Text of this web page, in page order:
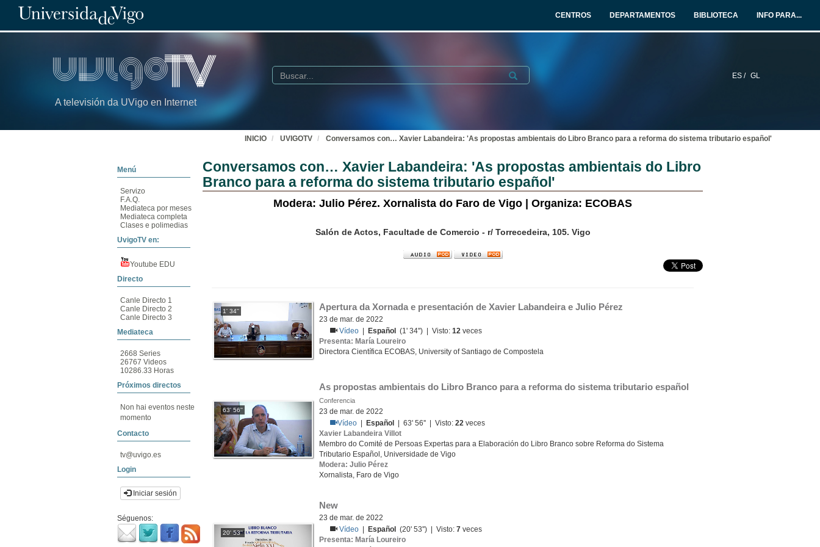
CENTROS DEPARTAMENTOS BIBLIOTECA INFO PARA...
A televisión da UVigo en Internet
ES / GL
Buscar Submit
INICIO UVIGOTV Conversamos con… Xavier Labandeira: 'As propostas ambientais do Libro Branco para a reforma do sistema tributario español'
Menú
Servizo
F.A.Q.
Mediateca por meses
Mediateca completa
Clases e polimedias
UvigoTV en:
Youtube EDU
Directo
Canle Directo 1
Canle Directo 2
Canle Directo 3
Mediateca
2668 Series
26767 Videos
10286.33 Horas
Próximos directos
Non hai eventos neste
momento
Contacto
tv@uvigo.es
Login
Iniciar sesión
Séguenos:
Conversamos con… Xavier Labandeira: 'As propostas ambientais do Libro
Branco para a reforma do sistema tributario español'
Modera: Julio Pérez. Xornalista do Faro de Vigo | Organiza: ECOBAS
Salón de Actos, Facultade de Comercio - r/ Torrecedeira, 105. Vigo
1' 34'' Apertura da Xornada e presentación de Xavier Labandeira e Julio Pérez
23 de mar. de 2022
Vídeo
Español (1' 34'') | Visto:12 veces
Presenta: María Loureiro
Directora Científica ECOBAS, University of Santiago de Compostela
63' 56''
As propostas ambientais do Libro Branco para a reforma do sistema tributario español
Conferencia
23 de mar. de 2022
Vídeo
Español | 63' 56'' | Visto:22 veces
Xavier Labandeira Villot
Membro do Comité de Persoas Expertas para a Elaboración do Libro Branco sobre Reforma do Sistema
Tributario Español, Universidade de Vigo
Modera: Julio Pérez
Xornalista, Faro de Vigo
20' 53''
New
23 de mar. de 2022
Vídeo
Español (20' 53'') | Visto:7 veces
Presenta: María Loureiro